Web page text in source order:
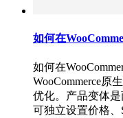
如何在
如何在
WooCommerce原
优化。产品变体
可独立设置价格